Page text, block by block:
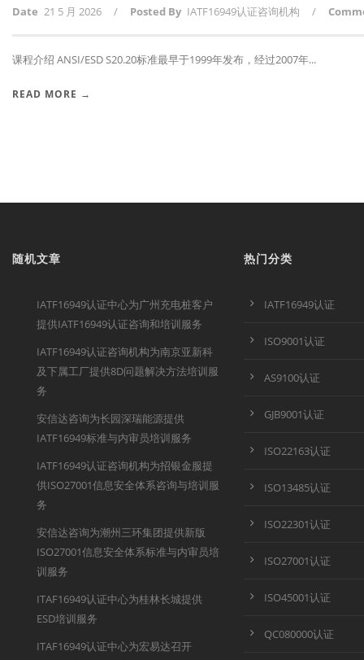
Date 21 5 月 2026 / Posted By IATF16949认证咨询机构 /
课程介绍 ANSI/ESD S20.20标准最早于1999年发布，经过2007年...
READ MORE →
随机文章
IATF16949认证中心为广州充电桩客户
提供IATF16949认证咨询和培训服务
IATF16949认证咨询机构为南京亚新科
及下属工厂提供8D问题解决方法培训服
务
安信达咨询为长园深瑞能源提供
IATF16949标准与内审员培训服务
IATF16949认证咨询机构为招银金服提
供ISO27001信息安全体系咨询与培训服
务
安信达咨询为潮州三环集团提供新版
ISO27001信息安全体系标准与内审员培
训服务
ITAF16949认证中心为桂林长城提供
ESD培训服务
ITAF16949认证中心为宏易达召开
热门分类
IATF16949认证
ISO9001认证
AS9100认证
GJB9001认证
ISO22163认证
ISO13485认证
ISO22301认证
ISO27001认证
ISO45001认证
QC080000认证